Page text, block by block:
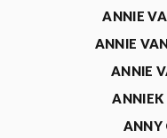
ANNIE
ANNIE
ANNIE
ANNIEK
ANNY